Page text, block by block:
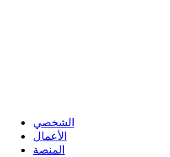
الشخصي
الأعمال
المنصة